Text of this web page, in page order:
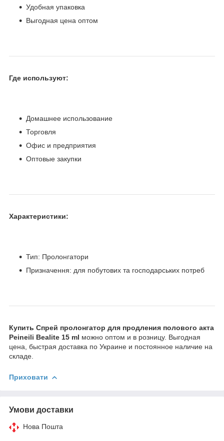
Удобная упаковка
Выгодная цена оптом
Где используют:
Домашнее использование
Торговля
Офис и предприятия
Оптовые закупки
Характеристики:
Тип: Пролонгатори
Призначення: для побутових та господарських потреб
Купить Спрей пролонгатор для продления полового акта
Peineili Bealite 15 ml можно оптом и в розницу. Выгодная
цена, быстрая доставка по Украине и постоянное наличие на
складе.
Приховати
Умови доставки
Нова Пошта